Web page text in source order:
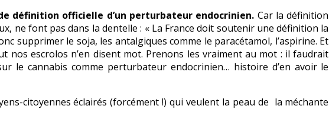
définition officielle d’un perturbateur endocrinien. Car la définition
ne font pas dans la dentelle : « La France doit soutenir une définition la
supprimer le soja, les antalgiques comme le paracétamol, l’aspirine. Et
nos escrolos n’en disent mot. Prenons les vraiment au mot : il faudrait
le cannabis comme perturbateur endocrinien… histoire d’en avoir le
citoyennes éclairés (forcément !) qui veulent la peau de la méchante